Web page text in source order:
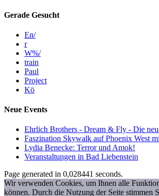
Gerade Gesucht
En/
r
W%/
train
Paul
Project
Kö
Neue Events
Ehrlich Brothers - Dream & Fly - Die
Faszination Skywalk auf Phoenix West
Lydia Benecke: Terror und Amok!
Veranstaltungen in Bad Liebenstein
Page generated in 0,028441 seconds.
Wir verwenden Cookies, um Ihnen alle
können. Durch die Nutzung der Seite stimmen